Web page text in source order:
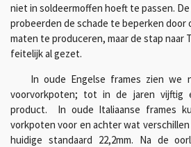
niet in soldeermoffen hoeft te passen.
probeerden de schade te beperken door
maten te produceren, maar de stap naar
feitelijk al gezet.
In oude Engelse frames zien we
voorvorkpoten; tot in de jaren vijftig
product. In oude Italiaanse frames
vorkpoten voor en achter wat verschillen
huidige standaard 22,2mm. Na de